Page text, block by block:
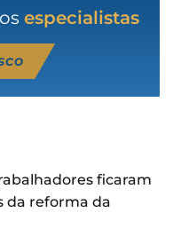
especialistas
ficaram
da reforma da